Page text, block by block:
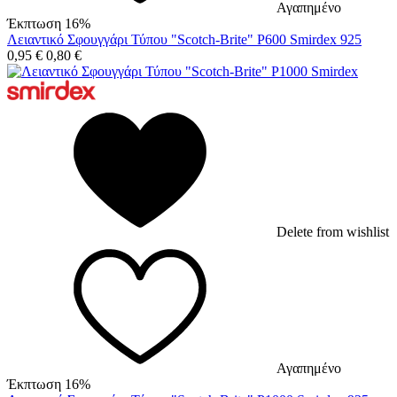
Αγαπημένο
Έκπτωση 16%
Λειαντικό Σφουγγάρι Τύπου "Scotch-Brite" P600 Smirdex 925
0,95 € 0,80 €
Delete from wishlist
Αγαπημένο
Έκπτωση 16%